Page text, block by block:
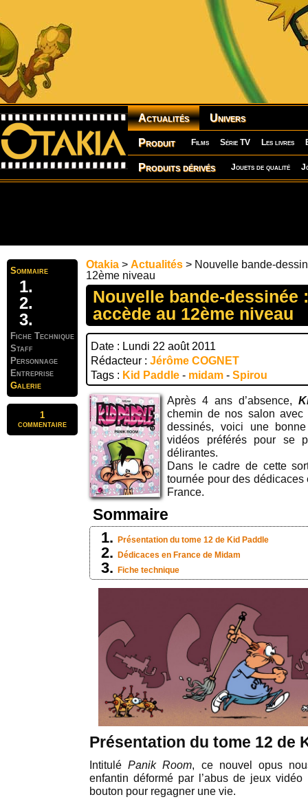
Actualités Univers
Produit Films Série TV Les livres
Produits dérivés Jouets de qualité
Sommaire
Fiche Technique
Staff
Personnage
Entreprise
Galerie
1
commentaire
Otakia > Actualités > Nouvelle bande-
12ème niveau
Nouvelle bande-dessinée
accède au 12ème niveau
Date : Lundi 22 août 2011
Rédacteur : Jérôme COGNET
Tags : Kid Paddle - midam - Spirou
Après 4 ans d’absence,
chemin de nos salon
dessinés, voici une
vidéos préférés pour se
délirantes.
Dans le cadre de cette
tournée pour des
France.
Sommaire
Présentation du tome 12 de Kid Paddle
Dédicaces en France de Midam
Fiche technique
Présentation du tome 12 de
IntituléPanik Room, ce nouvel opus
enfantin déformé par l’abus de jeux
bouton pour regagner une vie.